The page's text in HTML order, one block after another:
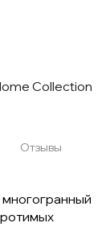
Collection
Отзывы